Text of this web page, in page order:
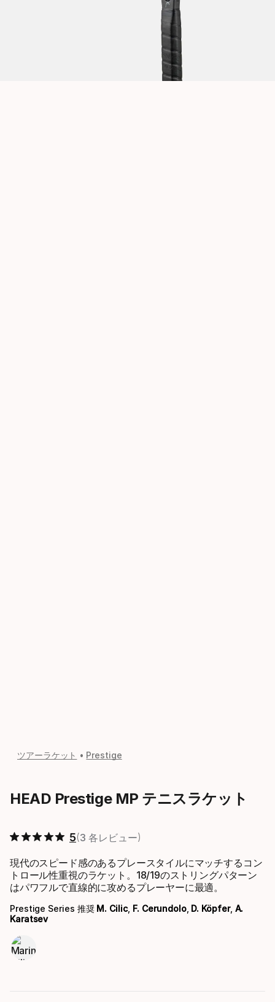
ツアーラケット Prestige
HEAD Prestige MP テニスラケット
5 3 各レビュー
現代のスピード感のあるプレースタイルにマッチするコン
トロール性重視のラケット。18/19のストリングパターン
はパワフルで直線的に攻めるプレーヤーに最適。
Prestige Series 推奨 M. Cilic, F. Cerundolo, D. Köpfer, A.
Karatsev